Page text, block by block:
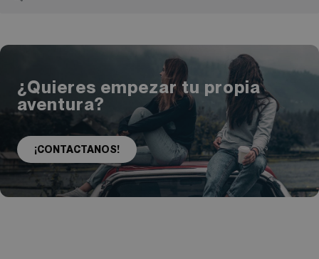
¿Quieres empezar tu propia
aventura?
¡CONTACTANOS!